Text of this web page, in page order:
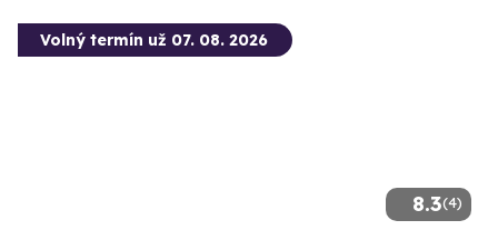
8.3(4)
Volný termín už 07. 08. 2026